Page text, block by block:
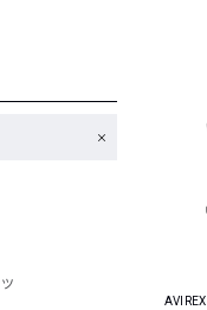
AVIREX